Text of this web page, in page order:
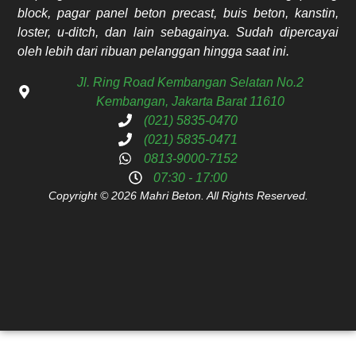
block, pagar panel beton precast, buis beton, kanstin,
loster, u-ditch, dan lain sebagainya. Sudah dipercayai
oleh lebih dari ribuan pelanggan hingga saat ini.
Jl. Ring Road Kembangan Selatan No.2
Kembangan, Jakarta Barat 11610
(021) 5835-0470
(021) 5835-0471
0813-9000-7152
07:30 - 17:00
Copyright © 2026 Mahri Beton. All Rights Reserved.